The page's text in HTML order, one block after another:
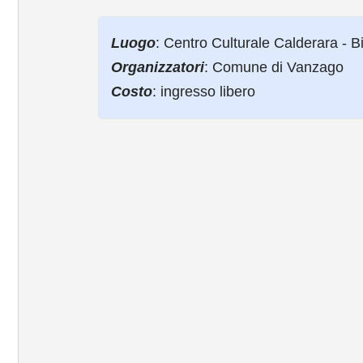
Luogo: Centro Culturale Calderara -
Organizzatori: Comune di Vanzago
Costo: ingresso libero